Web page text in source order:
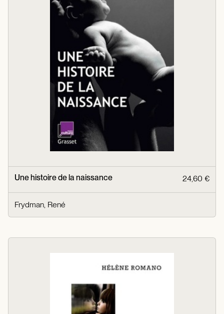
Une histoire de la naissance 24,60 €
Frydman, René